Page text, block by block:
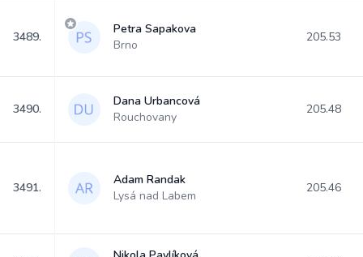
3489.
Petra Sapakova
Brno
205.53
3490.
Dana Urbancová
Rouchovany
205.48
3491.
Adam Randak
Lysá nad Labem
205.46